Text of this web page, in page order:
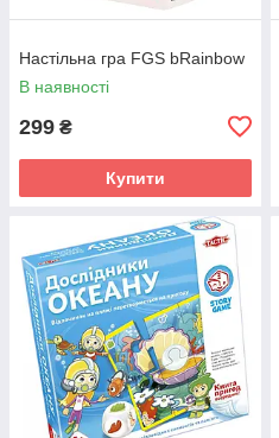
Настільна гра FGS bRainbow
В наявності
299 ₴
Купити